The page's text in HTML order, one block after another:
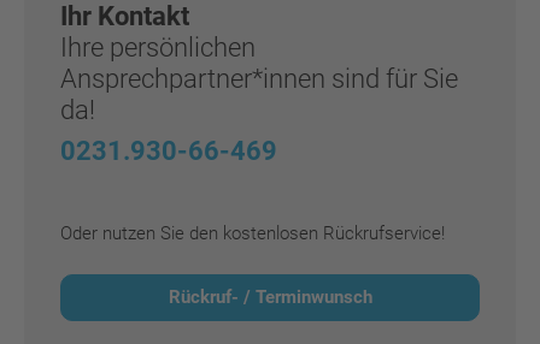
Ihr Kontakt
Ihre persönlichen
Ansprechpartner*innen sind für Sie
da!
0231.930-66-469
Oder nutzen Sie den kostenlosen Rückrufservice!
Rückruf- / Terminwunsch